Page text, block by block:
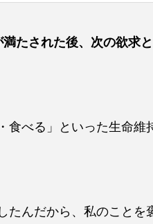
たされた後、次の欲求
食べる」といった生命維
たんだから、私のことを